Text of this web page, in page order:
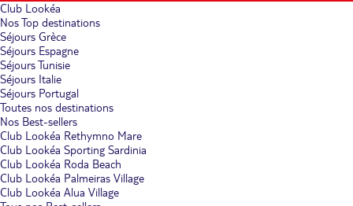
Club Lookéa
Nos Top destinations
Séjours Grèce
Séjours Espagne
Séjours Tunisie
Séjours Italie
Séjours Portugal
Toutes nos destinations
Nos Best-sellers
Club Lookéa Rethymno Mare
Club Lookéa Sporting Sardinia
Club Lookéa Roda Beach
Club Lookéa Palmeiras Village
Club Lookéa Alua Village